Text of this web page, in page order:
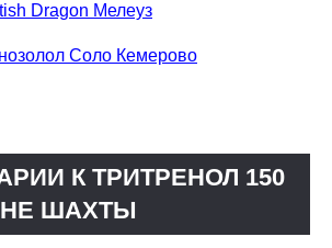
Dragon Мелеуз
Соло Кемерово
К ТРИТРЕНОЛ 150
ШАХТЫ